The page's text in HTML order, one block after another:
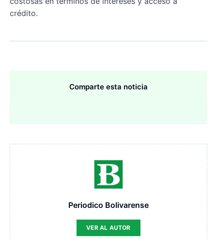
crédito.
Comparte esta noticia
Periodico Bolivarense
VER AL AUTOR